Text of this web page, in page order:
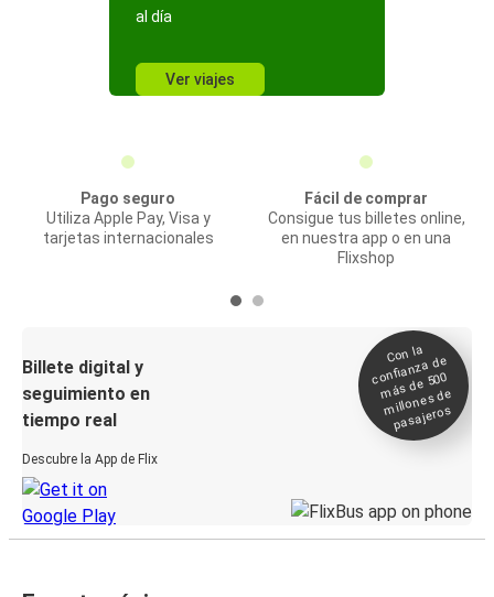
al día
Ver viajes
Pago seguro
Utiliza Apple Pay, Visa y
tarjetas internacionales
Fácil de comprar
Consigue tus billetes online,
en nuestra app o en una
Flixshop
Billete digital y
seguimiento en
tiempo real
Descubre la App de Flix
Con la
confianza de
más de 500
millones de
pasajeros